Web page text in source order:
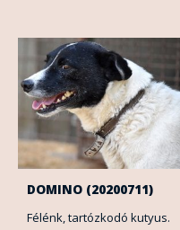
DOMINO (20200711)
Félénk, tartózkodó kutyus.